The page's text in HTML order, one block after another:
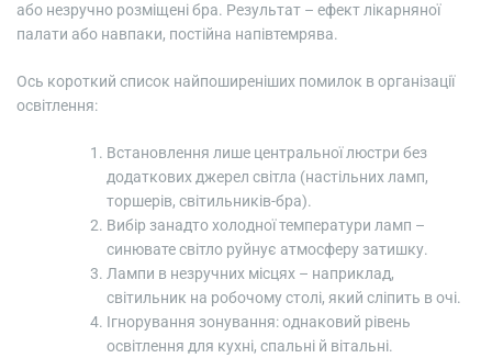
або незручно розміщені бра. Результат – ефект лікарняної
палати або навпаки, постійна напівтемрява.
Ось короткий список найпоширеніших помилок в організації
освітлення:
Встановлення лише центральної люстри без
додаткових джерел світла (настільних ламп,
торшерів, світильників-бра).
Вибір занадто холодної температури ламп –
синювате світло руйнує атмосферу затишку.
Лампи в незручних місцях – наприклад,
світильник на робочому столі, який сліпить в очі.
Ігнорування зонування: однаковий рівень
освітлення для кухні, спальні й вітальні.